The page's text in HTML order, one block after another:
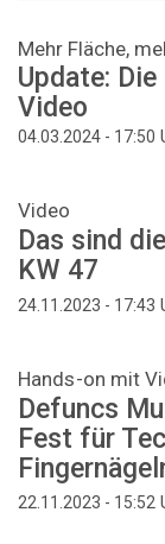
Mehr Fläche,
Update:
Video
04.03.2024 - 17:50
Video
Das sind
KW 47
24.11.2023 - 17:43
Hands-on mit
Defuncs
Fest für
22.11.2023 - 15:52